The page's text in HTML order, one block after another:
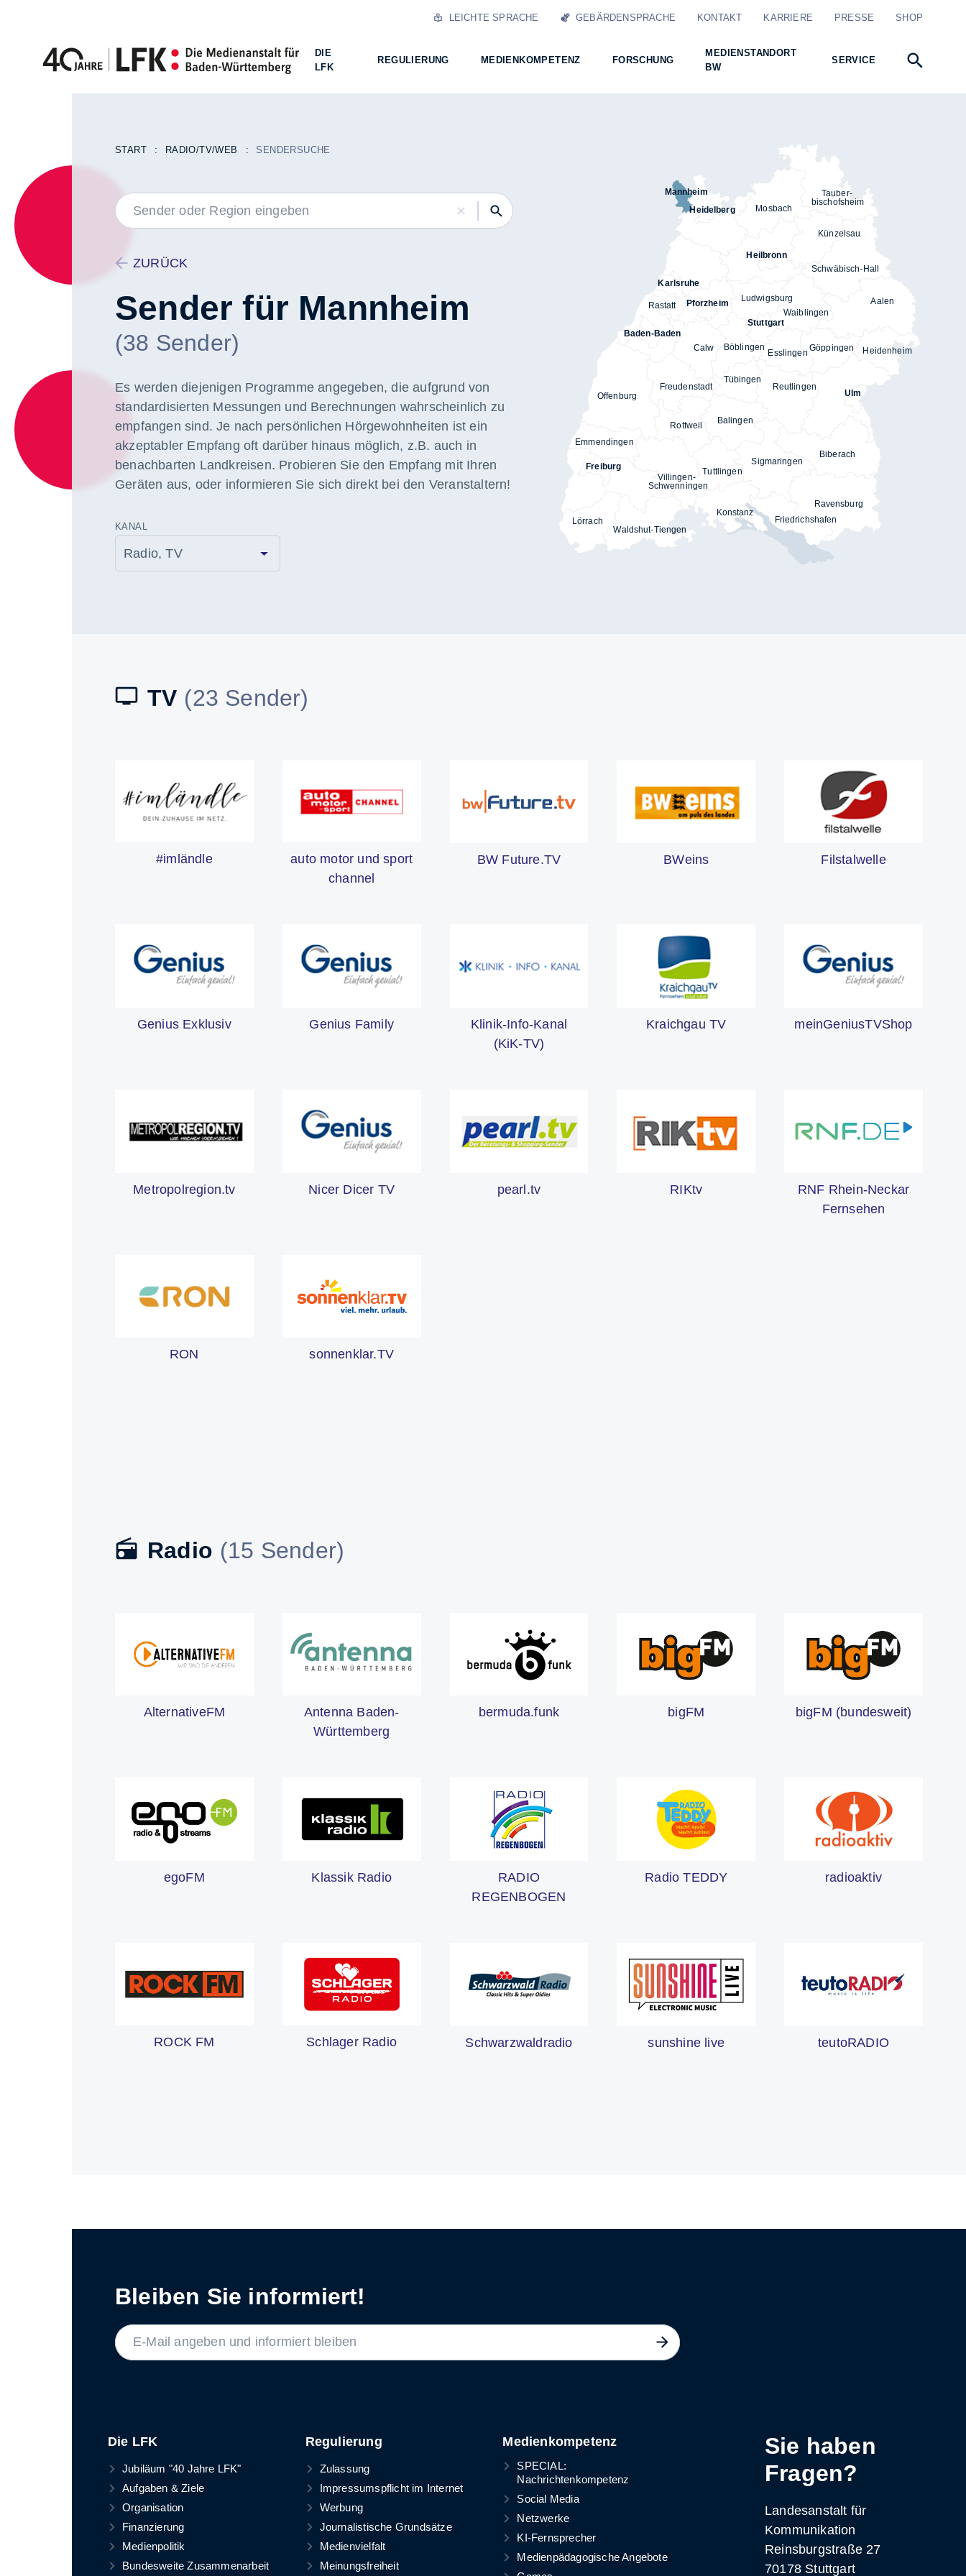
DIE
LFK
REGULIERUNG MEDIENKOMPETENZ FORSCHUNG
MEDIENSTANDORT
BW
SERVICE
LEICHTE SPRACHE GEBÄRDENSPRACHE KONTAKT KARRIERE PRESSE SHOP
START RADIO/TV/WEB SENDERSUCHE
LABEL
ZURÜCK
Sender für Mannheim
(38 Sender)
Es werden diejenigen Programme angegeben, die aufgrund von
standardisierten Messungen und Berechnungen wahrscheinlich zu
empfangen sind. Je nach persönlichen Hörgewohnheiten ist ein
akzeptabler Empfang oft darüber hinaus möglich, z.B. auch in
benachbarten Landkreisen. Probieren Sie den Empfang mit Ihren
Geräten aus, oder informieren Sie sich direkt bei den Veranstaltern!
KANAL
Heidelberg
Ulm
Stuttgart
Freudenstadt
Tübingen
Tauber-
bischofsheim
Reutlingen
Waiblingen
Ravensburg
Balingen
Waldshut-Tiengen
Tuttlingen
Sigmaringen
Villingen-
Schwenningen
Schwäbisch-Hall
Rottweil
Mosbach
Ludwigsburg
Lörrach
Konstanz
Rastatt
Karlsruhe
Künzelsau
Heilbronn
Heidenheim
Göppingen
Esslingen
Emmendingen
Calw
Freiburg
Böblingen
Friedrichshafen
Biberach
Pforzheim
Mannheim
Baden-Baden
Offenburg
Aalen
TV (23 Sender)
#imländle
auto motor und sport
channel
BW Future.TV BWeins Filstalwelle
Genius Exklusiv Genius Family
Klinik-Info-Kanal
(KiK-TV)
Kraichgau TV meinGeniusTVShop
Metropolregion.tv Nicer Dicer TV pearl.tv RIKtv
RNF Rhein-Neckar
Fernsehen
RON sonnenklar.TV
Radio (15 Sender)
AlternativeFM
Antenna Baden-
Württemberg
bermuda.funk bigFM bigFM (bundesweit)
egoFM Klassik Radio
RADIO
REGENBOGEN
Radio TEDDY radioaktiv
ROCK FM Schlager Radio Schwarzwaldradio sunshine live teutoRADIO
Bleiben Sie informiert!
LABEL
Die LFK
Jubiläum "40 Jahre LFK"
Aufgaben & Ziele
Organisation
Finanzierung
Medienpolitik
Bundesweite Zusammenarbeit
Regulierung
Zulassung
Impressumspflicht im Internet
Werbung
Journalistische Grundsätze
Medienvielfalt
Meinungsfreiheit
Medienkompetenz
SPECIAL:
Nachrichtenkompetenz
Social Media
Netzwerke
KI-Fernsprecher
Medienpädagogische Angebote
Sie haben
Fragen?
Landesanstalt für
Kommunikation
Reinsburgstraße 27
70178 Stuttgart